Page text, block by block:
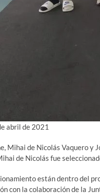
abril de 2021
Mihai de Nicolás Vaquero y
de Nicolás fue
están dentro del
con la colaboración de la